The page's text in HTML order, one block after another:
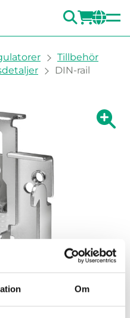
Om
SÖK
Tillbehör
DIN-rail
Visa